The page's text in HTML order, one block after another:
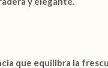
que equilibra la